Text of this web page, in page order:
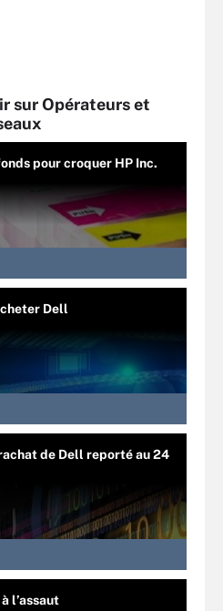
sur Opérateurs et
pour croquer HP Inc.
Dell
de Dell reporté au 24
l’assaut